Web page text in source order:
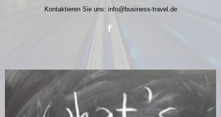
Kontaktieren Sie uns: info@business-travel.de